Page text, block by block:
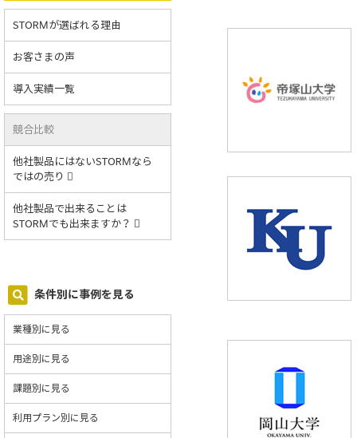
STORMが選ばれる理由
お客さまの声
導入実績一覧
競合比較
他社製品にはないSTORMなら
ではの売り
他社製品で出来ることは
STORMでも出来ますか？
条件別に事例を見る
業種別に見る
用途別に見る
課題別に見る
利用プラン別に見る